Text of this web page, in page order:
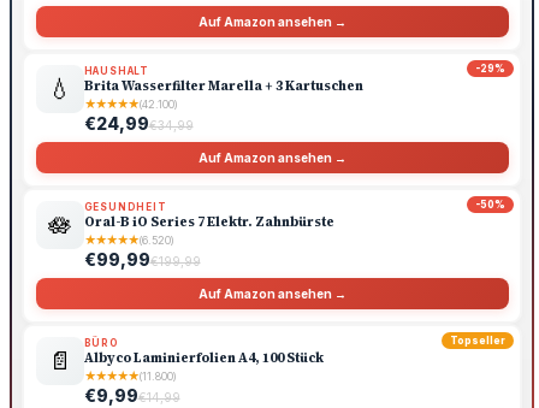
Auf Amazon ansehen →
-29%
💧
HAUSHALT
Brita Wasserfilter Marella + 3 Kartuschen
★★★★★(42.100)
€24,99€34,99
Auf Amazon ansehen →
-50%
🪷
GESUNDHEIT
Oral-B iO Series 7 Elektr. Zahnbürste
★★★★★(6.520)
€99,99€199,99
Auf Amazon ansehen →
Topseller
📄
BÜRO
Albyco Laminierfolien A4, 100 Stück
★★★★★(11.800)
€9,99€14,99